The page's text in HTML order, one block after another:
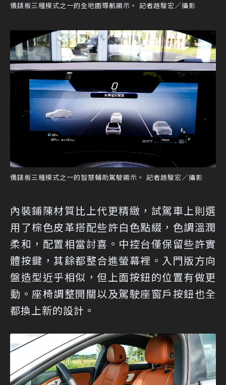
儀錶板三種模式之一的全地圖導航顯示。 記者趙駿宏／攝影
儀錶板三種模式之一的智慧輔助駕駛顯示。 記者趙駿宏／攝影
內裝鋪陳材質比上代更精緻，試駕車上則選
用了棕色皮革搭配些許白色點綴，色調溫潤
柔和，配置相當討喜。中控台僅保留些許實
體按鍵，其餘都整合進螢幕裡。入門版方向
盤造型近乎相似，但上面按鈕的位置有做更
動。座椅調整開關以及駕駛座窗戶按鈕也全
都換上新的設計。